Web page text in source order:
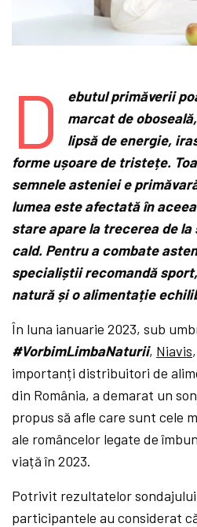
D
ebutul primăverii
marcat de
lipsă de energie,
forme ușoare de tristețe.
semnele asteniei e
lumea este afectată în
stare apare la trecerea de la
cald. Pentru a combate
specialiștii recomandă
natură și o alimentație
În luna ianuarie 2023, sub
#VorbimLimbaNaturii, Niavis
importanți distribuitori de
din România, a demarat un
propus să afle care sunt cele
ale româncelor legate de
viață în 2023.
Potrivit rezultatelor
participantele au considerat